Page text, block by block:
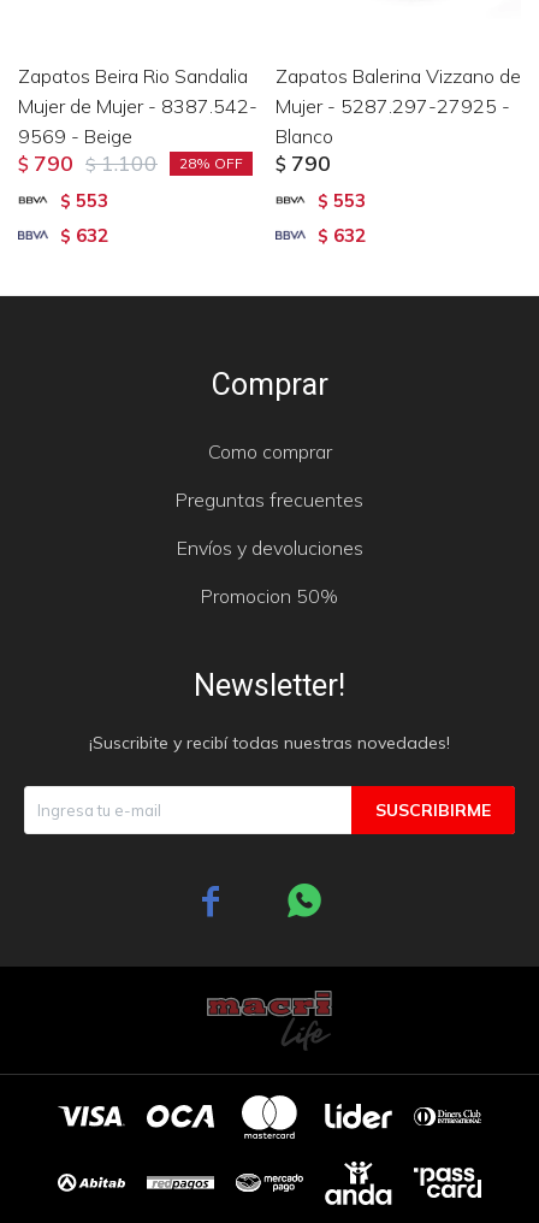
Zapatos Beira Rio Sandalia
Mujer de Mujer - 8387.542-
9569 - Beige
$ 790 $ 1.100 28
$ 553
$ 632
Zapatos Balerina Vizzano de
Mujer - 5287.297-27925 -
Blanco
$ 790
$ 553
$ 632
Comprar
Como comprar
Preguntas frecuentes
Envíos y devoluciones
Promocion 50%
Newsletter!
¡Suscribite y recibí todas nuestras novedades!
SUSCRIBIRME
 